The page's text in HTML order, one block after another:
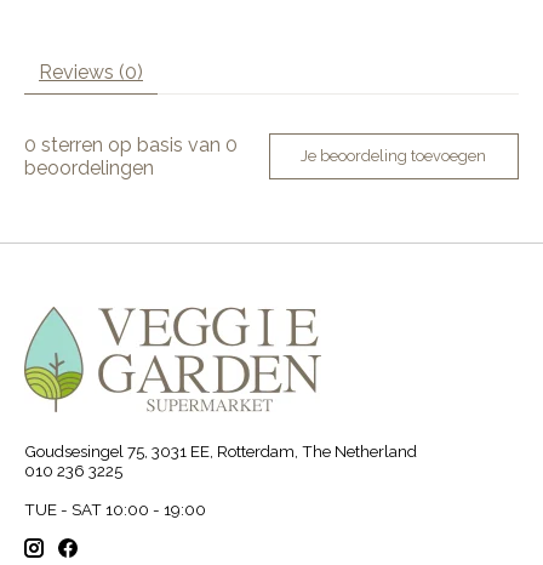
Reviews (0)
0 sterren op basis van 0
beoordelingen
Je beoordeling toevoegen
Goudsesingel 75, 3031 EE, Rotterdam, The Netherland
010 236 3225
TUE - SAT 10:00 - 19:00